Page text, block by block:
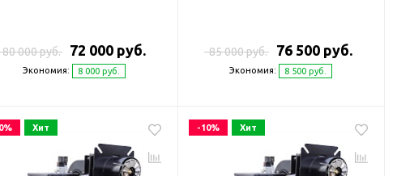
80 000 руб. 72 000 руб.
Экономия: 8 000 руб.
85 000 руб. 76 500 руб.
Экономия: 8 500 руб.
Хит -10% Хит